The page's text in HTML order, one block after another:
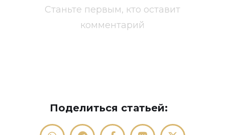
Станьте первым, кто оставит
комментарий
Поделиться статьей: